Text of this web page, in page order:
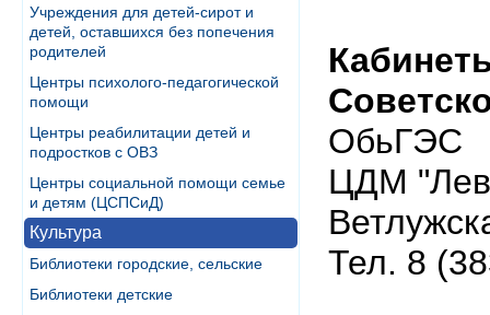
Учреждения для детей-сирот и
детей, оставшихся без попечения
родителей
Центры психолого-педагогической
помощи
Центры реабилитации детей и
подростков с ОВЗ
Центры социальной помощи семье
и детям (ЦСПСиД)
Культура
Библиотеки городские, сельские
Библиотеки детские
ОбьГЭС
ЦДМ
Тел. 8